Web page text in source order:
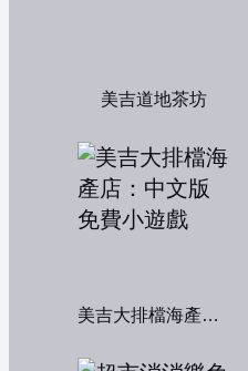
美吉道地茶坊
美吉大排檔海產店：中文版